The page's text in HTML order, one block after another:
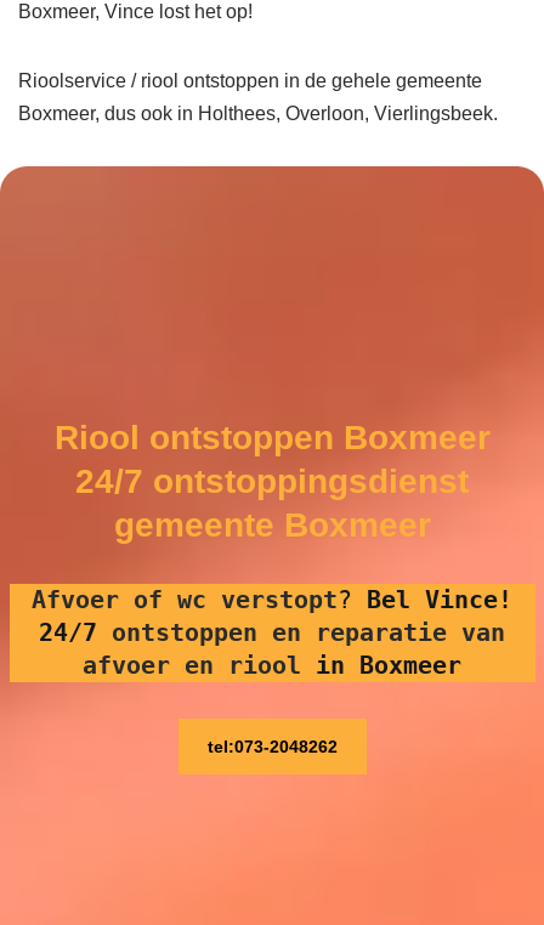
Boxmeer, Vince lost het op!
Rioolservice / riool ontstoppen in de gehele gemeente
Boxmeer, dus ook in Holthees, Overloon, Vierlingsbeek.
Riool ontstoppen Boxmeer
24/7 ontstoppingsdienst
gemeente Boxmeer
Afvoer of wc verstopt? Bel Vince!
24/7 ontstoppen en reparatie van
afvoer en riool in Boxmeer
tel:073-2048262